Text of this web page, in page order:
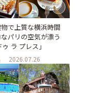
で上質な横浜時間
パリの空気が漂う
ゥ ラ プレス」
2026.07.26